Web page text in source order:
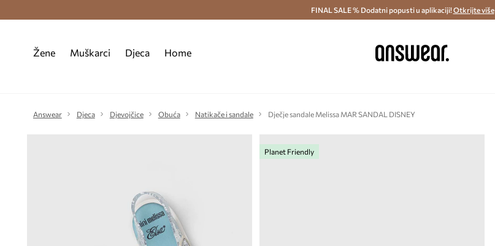
Besplatna dostava i povrat (od 70€) > Dostava u roku 48 sati >
FINAL SALE % Dodatni popusti u aplikaciji!Otkrijte više
Žene Muškarci Djeca Home
Answear Djeca Djevojčice Obuća Natikače i sandale Dječje sandale Melissa MAR SANDAL DISNEY
Planet Friendly